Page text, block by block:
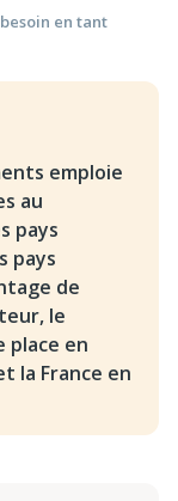
en tant
emploie
au
pays
pays
de
le
place en
la France en